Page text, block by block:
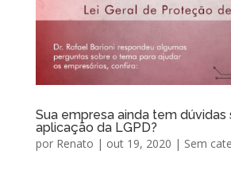
Sua empresa ainda tem dúvidas
aplicação da LGPD?
por Renato | out 19, 2020 | Sem